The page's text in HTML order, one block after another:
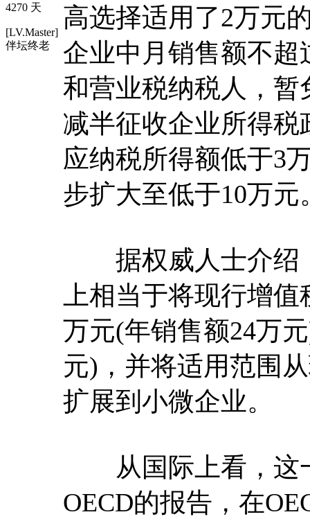
4270 天
[LV.Master]
伴坛终老
高选择适用了2万元
企业中月销售额不
和营业税纳税人，
减半征收企业所得
应纳税所得额低于3
步扩大至低于10万元
据权威人士介绍
上相当于将现行增
万元(年销售额24万
元)，并将适用范围
扩展到小微企业。
从国际上看，这
OECD的报告，在